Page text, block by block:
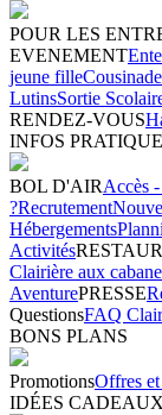
POUR LES
EVENEMENT
jeune fille
LutinsSortie
RENDEZ-VOUS
INFOS
BOL D'AIRAccès
?Recrutement
Hébergements
Activités
Clairière aux
AventurePRESSE
QuestionsFAQ
BONS PLANS
PromotionsOffres
IDÉES CADEAUX